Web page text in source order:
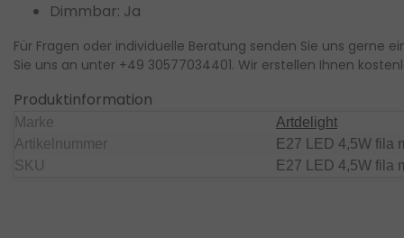
Dimmbar: Ja
Für Fragen oder individuelle Beratung senden Sie uns gerne
Sie uns an unter +49 30577034401. Wir erstellen Ihnen
Produktinformation
Marke
Artdelight
Artikelnummer
E27 LED 4,5W fila
SKU
E27 LED 4,5W fila
Vergleichen Ansehen
Versandkosten
Vergleichen